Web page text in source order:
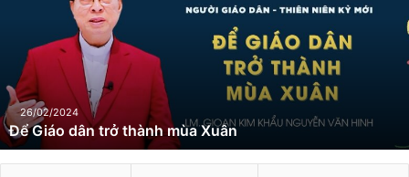
â
n
t
r
ở
26/02/2024
Để Giáo dân trở thành mùa Xuân